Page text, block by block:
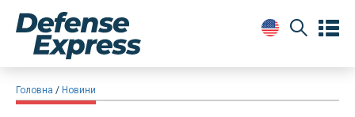
Головна Новини